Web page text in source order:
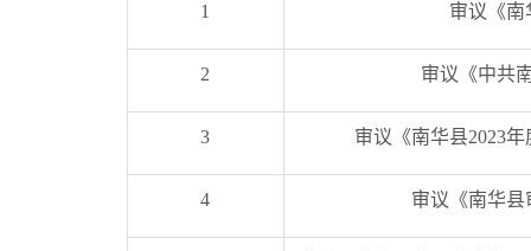
1 审议《南
2 审议《中共
3 审议《南华县2023
4 审议《南华县